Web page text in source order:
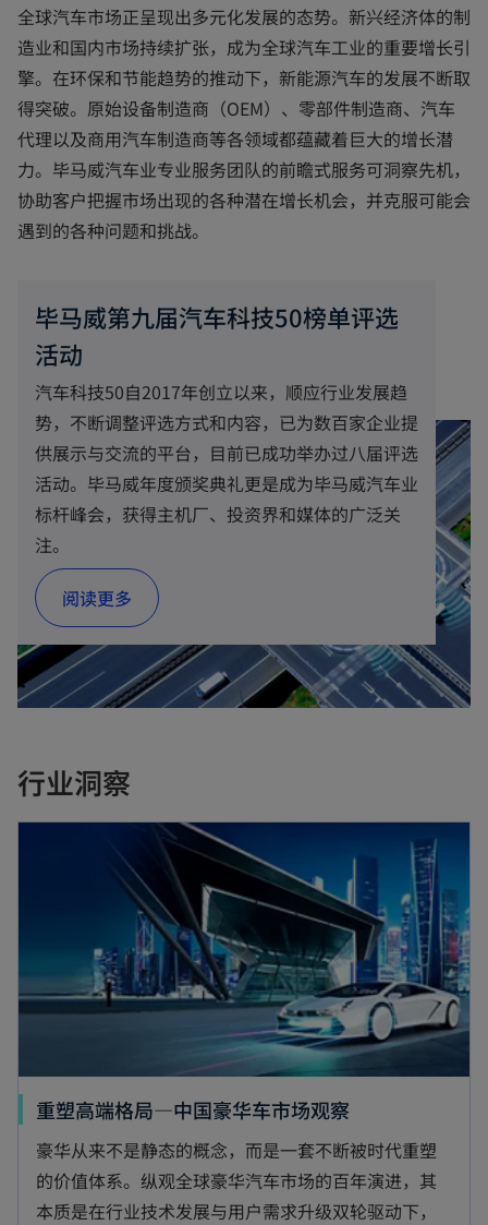
全球汽车市场正呈现出多元化发展的态势。新兴经济体的制
造业和国内市场持续扩张，成为全球汽车工业的重要增长引
擎。在环保和节能趋势的推动下，新能源汽车的发展不断取
得突破。原始设备制造商（OEM）、零部件制造商、汽车
代理以及商用汽车制造商等各领域都蕴藏着巨大的增长潜
力。毕马威汽车业专业服务团队的前瞻式服务可洞察先机，
协助客户把握市场出现的各种潜在增长机会，并克服可能会
遇到的各种问题和挑战。
毕马威第九届汽车科技50榜单评选
活动
汽车科技50自2017年创立以来，顺应行业发展趋
势，不断调整评选方式和内容，已为数百家企业提
供展示与交流的平台，目前已成功举办过八届评选
活动。毕马威年度颁奖典礼更是成为毕马威汽车业
标杆峰会，获得主机厂、投资界和媒体的广泛关
注。
阅读更多
行业洞察
重塑高端格局—中国豪华车市场观察
豪华从来不是静态的概念，而是一套不断被时代重塑
的价值体系。纵观全球豪华汽车市场的百年演进，其
本质是在行业技术发展与用户需求升级双轮驱动下，